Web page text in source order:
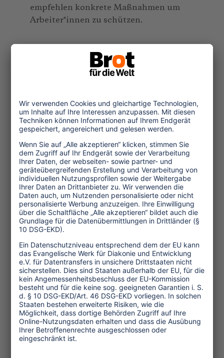
empfehlen konkrete Maßnahmen um
Arbeiter*innen zu schützen.
Themen
Tourismuspolitik
Kultur und Religion
Umwelt und Klima
Menschenrechte
Unternehmensverantwortung
Service und Tipps